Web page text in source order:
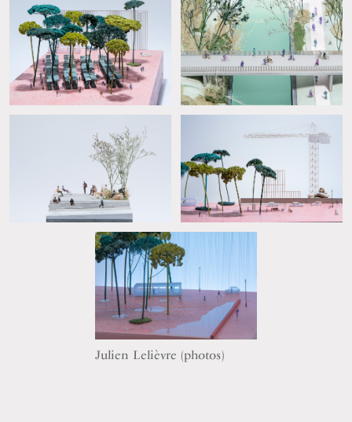
Julien Lelièvre (photos)